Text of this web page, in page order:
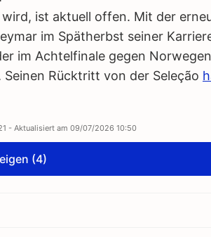
ist aktuell offen. Mit der
im Spätherbst seiner
im Achtelfinale gegen
Rücktritt von der Seleção
- Aktualisiert am 09/07/2026 10:50
(4)